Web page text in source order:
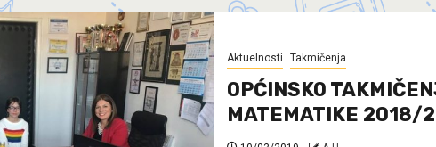
Aktuelnosti Takmičenja
OPĆINSKO
MATEMATIKE 2018/